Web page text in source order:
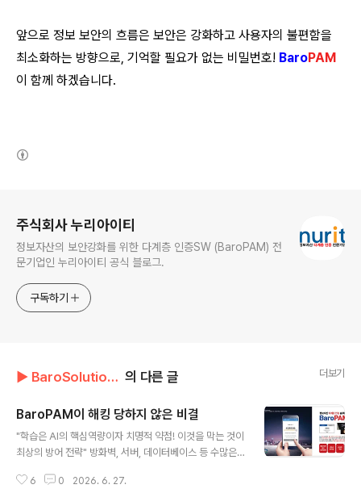
앞으로 정보 보안의 흐름은 보안은 강화하고 사용자의 불편함을
최소화하는 방향으로, 기억할 필요가 없는 비밀번호! BaroPAM
이 함께 하겠습니다.
주식회사 누리아이티
정보자산의 보안강화를 위한 다계층 인증SW (BaroPAM) 전
문기업인 누리아이티 공식 블로그.
구독하기
▶ BaroSolution/기술문서 의 다른 글 더보기
BaroPAM이 해킹 당하지 않은 비결
"학습은 AI의 핵심역량이자 치명적 약점! 이것을 막는 것이
최상의 방어 전략" 방화벽, 서버, 데이터베이스 등 수많은
뉴스를 장식하는 와중에, " BaroPAM"이 지금까지 단 한
6 0 2026. 6. 27.